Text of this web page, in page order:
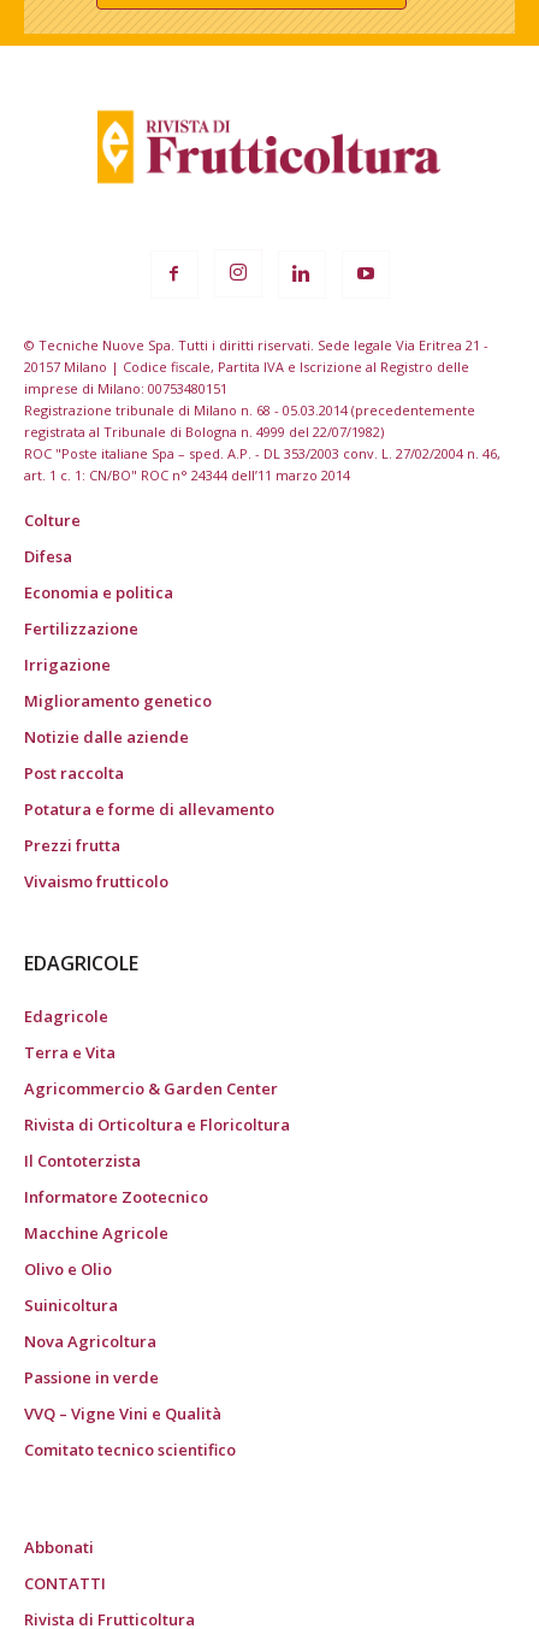
© Tecniche Nuove Spa. Tutti i diritti riservati. Sede legale Via Eritrea 21 -
20157 Milano | Codice fiscale, Partita IVA e Iscrizione al Registro delle
imprese di Milano: 00753480151
Registrazione tribunale di Milano n. 68 - 05.03.2014 (precedentemente
registrata al Tribunale di Bologna n. 4999 del 22/07/1982)
ROC "Poste italiane Spa – sped. A.P. - DL 353/2003 conv. L. 27/02/2004 n. 46,
art. 1 c. 1: CN/BO" ROC n° 24344 dell’11 marzo 2014
Colture
Difesa
Economia e politica
Fertilizzazione
Irrigazione
Miglioramento genetico
Notizie dalle aziende
Post raccolta
Potatura e forme di allevamento
Prezzi frutta
Vivaismo frutticolo
EDAGRICOLE
Edagricole
Terra e Vita
Agricommercio & Garden Center
Rivista di Orticoltura e Floricoltura
Il Contoterzista
Informatore Zootecnico
Macchine Agricole
Olivo e Olio
Suinicoltura
Nova Agricoltura
Passione in verde
VVQ – Vigne Vini e Qualità
Comitato tecnico scientifico
Abbonati
CONTATTI
Rivista di Frutticoltura